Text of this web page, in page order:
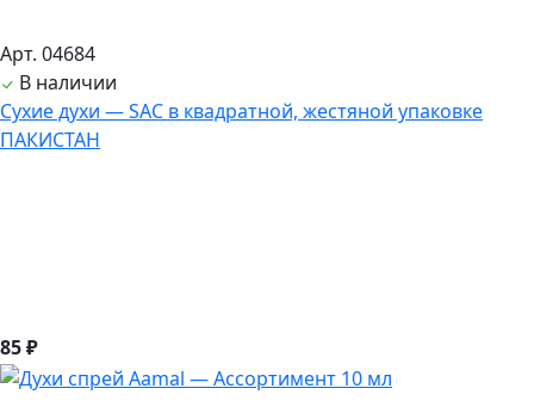
Арт. 04684
В наличии
Сухие духи — SAC в квадратной, жестяной упаковке
ПАКИСТАН
85 ₽